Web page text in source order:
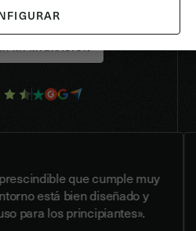
MI MIGRACIÓN
que cumple muy
está bien diseñado y
los principiantes».